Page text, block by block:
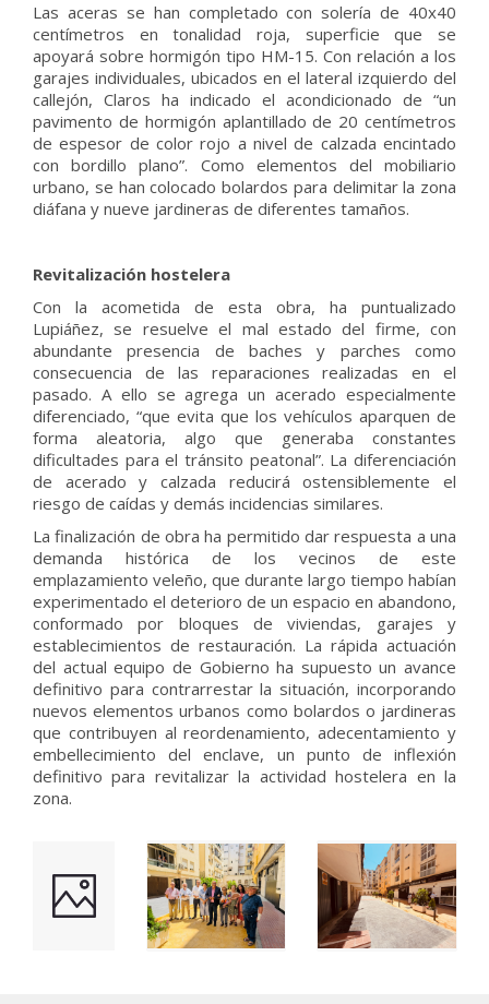
Las aceras se han completado con solería de 40x40
centímetros en tonalidad roja, superficie que se
apoyará sobre hormigón tipo HM-15. Con relación a los
garajes individuales, ubicados en el lateral izquierdo del
callejón, Claros ha indicado el acondicionado de “un
pavimento de hormigón aplantillado de 20 centímetros
de espesor de color rojo a nivel de calzada encintado
con bordillo plano”. Como elementos del mobiliario
urbano, se han colocado bolardos para delimitar la zona
diáfana y nueve jardineras de diferentes tamaños.
Revitalización hostelera
Con la acometida de esta obra, ha puntualizado
Lupiáñez, se resuelve el mal estado del firme, con
abundante presencia de baches y parches como
consecuencia de las reparaciones realizadas en el
pasado. A ello se agrega un acerado especialmente
diferenciado, “que evita que los vehículos aparquen de
forma aleatoria, algo que generaba constantes
dificultades para el tránsito peatonal”. La diferenciación
de acerado y calzada reducirá ostensiblemente el
riesgo de caídas y demás incidencias similares.
La finalización de obra ha permitido dar respuesta a una
demanda histórica de los vecinos de este
emplazamiento veleño, que durante largo tiempo habían
experimentado el deterioro de un espacio en abandono,
conformado por bloques de viviendas, garajes y
establecimientos de restauración. La rápida actuación
del actual equipo de Gobierno ha supuesto un avance
definitivo para contrarrestar la situación, incorporando
nuevos elementos urbanos como bolardos o jardineras
que contribuyen al reordenamiento, adecentamiento y
embellecimiento del enclave, un punto de inflexión
definitivo para revitalizar la actividad hostelera en la
zona.